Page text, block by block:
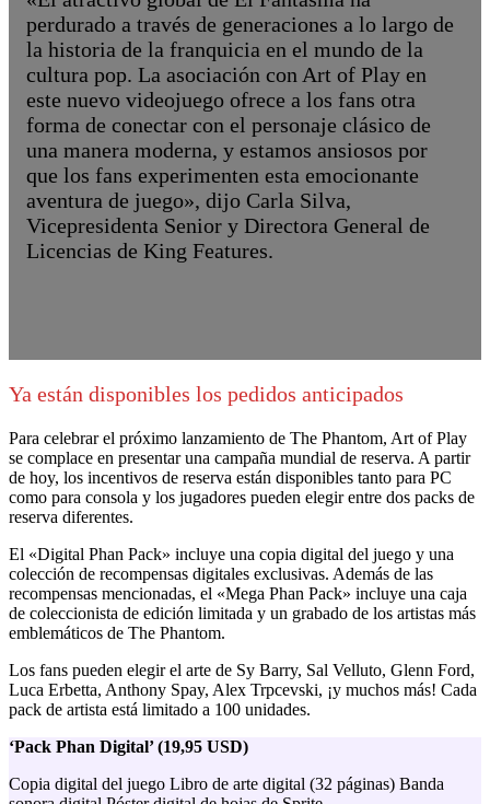
perdurado a través de generaciones a lo largo de
la historia de la franquicia en el mundo de la
cultura pop. La asociación con Art of Play en
este nuevo videojuego ofrece a los fans otra
forma de conectar con el personaje clásico de
una manera moderna, y estamos ansiosos por
que los fans experimenten esta emocionante
aventura de juego», dijo Carla Silva,
Vicepresidenta Senior y Directora General de
Licencias de King Features.
Ya están disponibles los pedidos anticipados
Para celebrar el próximo lanzamiento de The Phantom, Art of Play
se complace en presentar una campaña mundial de reserva. A partir
de hoy, los incentivos de reserva están disponibles tanto para PC
como para consola y los jugadores pueden elegir entre dos packs de
reserva diferentes.
El «Digital Phan Pack» incluye una copia digital del juego y una
colección de recompensas digitales exclusivas. Además de las
recompensas mencionadas, el «Mega Phan Pack» incluye una caja
de coleccionista de edición limitada y un grabado de los artistas más
emblemáticos de The Phantom.
Los fans pueden elegir el arte de Sy Barry, Sal Velluto, Glenn Ford,
Luca Erbetta, Anthony Spay, Alex Trpcevski, ¡y muchos más! Cada
pack de artista está limitado a 100 unidades.
‘Pack Phan Digital’ (19,95 USD)
Copia digital del juego Libro de arte digital (32 páginas) Banda